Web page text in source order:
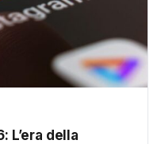
L’era della